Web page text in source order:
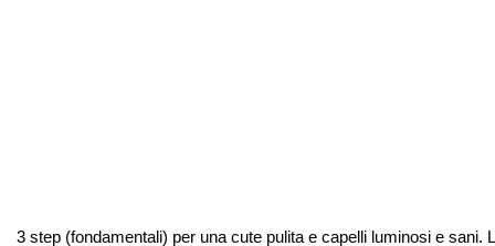
3 step (fondamentali) per una cute pulita e capelli luminosi e